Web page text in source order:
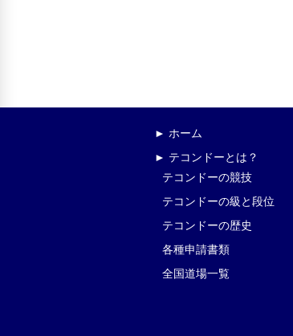
► ホーム
► テコンドーとは？
テコンドーの競技
テコンドーの級と段位
テコンドーの歴史
各種申請書類
全国道場一覧